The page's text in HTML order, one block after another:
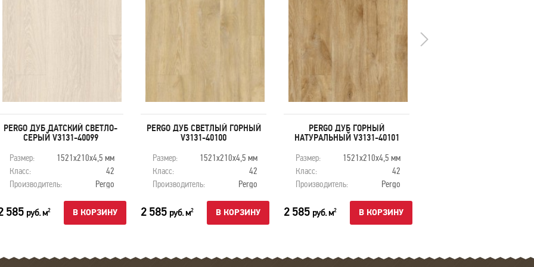
PERGO ДУБ ДАТСКИЙ СВЕТЛО-
СЕРЫЙ V3131-40099
Размер:
1521х210х4,5 мм
Класс:
42
Производитель:
Pergo
585 руб. м2 В КОРЗИНУ
PERGO ДУБ СВЕТЛЫЙ ГОРНЫЙ
V3131-40100
Размер:
1521х210х4,5 мм
Класс:
42
Производитель:
Pergo
2 585 руб. м2 В КОРЗИНУ
PERGO ДУБ ГОРНЫЙ
НАТУРАЛЬНЫЙ V3131-40101
Размер:
1521х210х4,5 мм
Класс:
42
Производитель:
Pergo
2 585 руб. м2 В КОРЗИНУ